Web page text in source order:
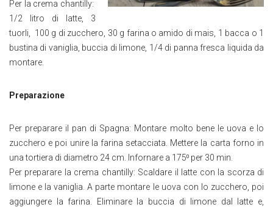
Per la crema chantilly:
1/2 litro di latte, 3
tuorli, 100 g di zucchero, 30 g farina o amido di mais, 1 bacca o 1
bustina di vaniglia, buccia di limone, 1/4 di panna fresca liquida da
montare.
Preparazione
Per preparare il pan di Spagna: Montare molto bene le uova e lo
zucchero e poi unire la farina setacciata. Mettere la carta forno in
una tortiera di diametro 24 cm. Infornare a 175⁰ per 30 min.
Per preparare la crema chantilly: Scaldare il latte con la scorza di
limone e la vaniglia. A parte montare le uova con lo zucchero, poi
aggiungere la farina. Eliminare la buccia di limone dal latte e,